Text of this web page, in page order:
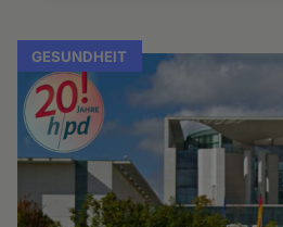
GESUNDHEIT
Cookies